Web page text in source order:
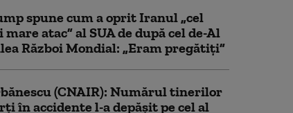
spune cum a oprit Iranul „cel
mare atac” al SUA de după cel de-Al
Război Mondial: „Eram pregătiți”
(CNAIR): Numărul tinerilor
în accidente l-a depăşit pe cel al